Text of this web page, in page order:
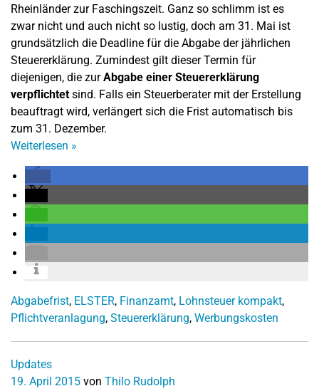
Rheinländer zur Faschingszeit. Ganz so schlimm ist es
zwar nicht und auch nicht so lustig, doch am 31. Mai ist
grundsätzlich die Deadline für die Abgabe der jährlichen
Steuererklärung. Zumindest gilt dieser Termin für
diejenigen, die zurAbgabe einer Steuererklärung
verpflichtetsind. Falls ein Steuerberater mit der Erstellung
beauftragt wird, verlängert sich die Frist automatisch bis
zum 31. Dezember.
Weiterlesen »
Abgabefrist, ELSTER, Finanzamt, Lohnsteuer kompakt,
Pflichtveranlagung, Steuererklärung, Werbungskosten
Updates
19. April 2015 von Thilo Rudolph